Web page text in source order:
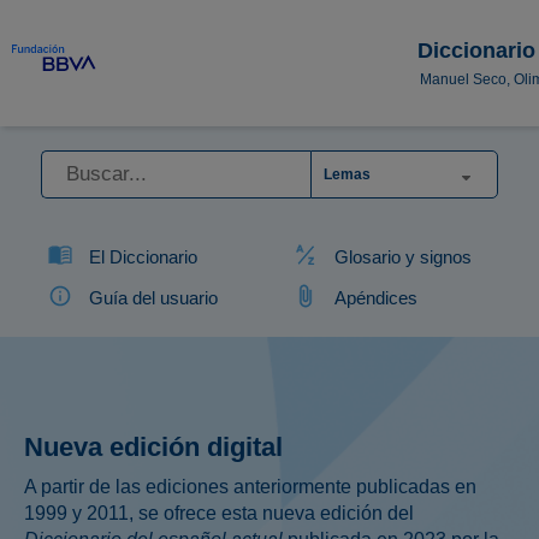
Manuel Seco,
Lemas
El Diccionario
Guía del usuario
Glosario y signos
Apéndices
Nueva edición digital
A partir de las ediciones anteriormente publicadas en
1999 y 2011, se ofrece esta nueva edición del